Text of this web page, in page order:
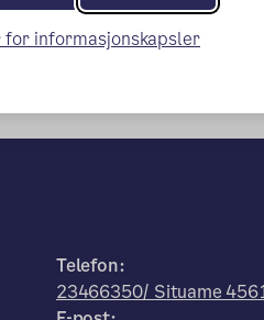
informasjonskapsler
Telefon:
23466350/ Situame